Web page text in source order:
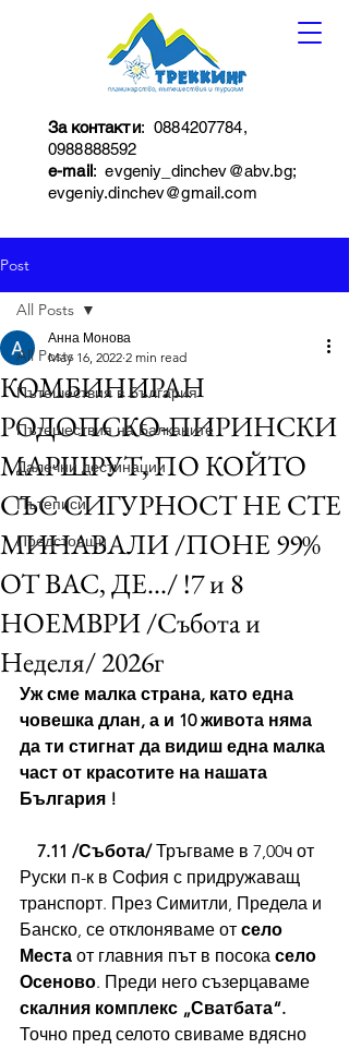
За контакти:0884207784,
0988888592
e-mail:evgeniy_dinchev@abv.bg;
evgeniy.dinchev@gmail.com
Post
All Posts
Пътешествия в България
Пътешествия на Балканите
Далечни дестинации
Пътеписи
Предстоящи
All Posts
КОМБИНИРАН
РОДОПСКО-ПИРИНСКИ
МАРШРУТ, ПО КОЙТО
СЪС СИГУРНОСТ НЕ СТЕ
МИНАВАЛИ /ПОНЕ 99%
ОТ ВАС, ДЕ.../ !7 и 8
НОЕМВРИ /Събота и
Неделя/ 2026г
Анна Монова
May 16, 2022 2 min read
Уж сме малка страна, като една
човешка длан, а и 10 живота няма
да ти стигнат да видиш една малка
част от красотите на нашата
България !
7.11 /Събота/ Тръгваме в 7,00ч от
Руски п-к в София с придружаващ
транспорт. През Симитли, Предела и
Банско, се отклоняваме от село
Места от главния път в посока село
Осеново. Преди него съзерцаваме
скалния комплекс „Сватбата“.
Точно пред селото свиваме вдясно